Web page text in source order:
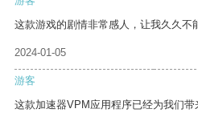
这款游戏的剧情非常感人，让我久久不
2024-01-05
游客
这款加速器VPM应用程序已经为我们带